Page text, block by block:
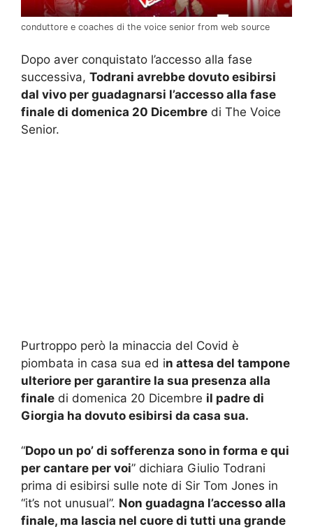
conduttore e coaches di the voice senior from web source
Dopo aver conquistato l’accesso alla fase
successiva, Todrani avrebbe dovuto esibirsi
dal vivo per guadagnarsi l’accesso alla fase
finale di domenica 20 Dicembre di The Voice
Senior.
Purtroppo però la minaccia del Covid è
piombata in casa sua ed in attesa del tampone
ulteriore per garantire la sua presenza alla
finale di domenica 20 Dicembre il padre di
Giorgia ha dovuto esibirsi da casa sua.
“Dopo un po’ di sofferenza sono in forma e qui
per cantare per voi” dichiara Giulio Todrani
prima di esibirsi sulle note di Sir Tom Jones in
“it’s not unusual”. Non guadagna l’accesso alla
finale, ma lascia nel cuore di tutti una grande